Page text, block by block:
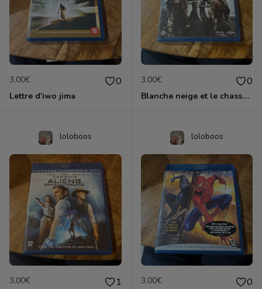
3.00€ 0
Lettre d'iwo jima
3.00€ 0
Blanche neige et le chasseur
loloboos
3.00€ 1
loloboos
3.00€ 0